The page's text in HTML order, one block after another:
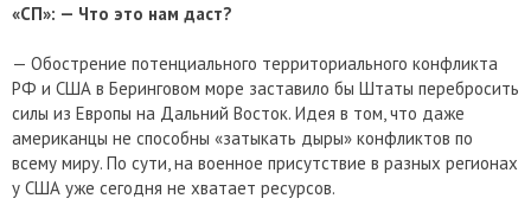
«СП»: — Что это нам даст?
— Обострение потенциального территориального конфликта
РФ и США в Беринговом море заставило бы Штаты перебросить
силы из Европы на Дальний Восток. Идея в том, что даже
американцы не способны «затыкать дыры» конфликтов по
всему миру. По сути, на военное присутствие в разных регионах
у США уже сегодня не хватает ресурсов.